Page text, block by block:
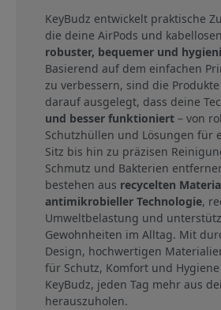
KeyBudz entwickelt praktische
die deine AirPods und
robuster, bequemer und
Basierend auf dem einfachen
zu verbessern, sind die Produkte
darauf ausgelegt, dass deine
und besser funktioniert – von
Schutzhüllen und Lösungen für
Sitz bis hin zu präzisen
Schmutz und Bakterien
bestehen aus recycelten
antimikrobieller Technologie,
Umweltbelastung und
Gewohnheiten im Alltag. Mit
Design, hochwertigen
für Schutz, Komfort und
KeyBudz, jeden Tag mehr aus
herauszuholen.